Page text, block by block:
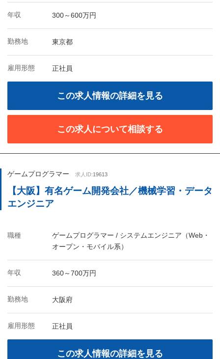
年収 300～600万円
勤務地 東京都
雇用形態 正社員
この求人情報の詳細を見る
この求人について相談する
ゲームプログラマー 求人ID:19613
【大阪】有名ゲーム開発会社／機械学習・データ
エンジニア
職種
ゲームプログラマー / システムエンジニア（Web・
オープン・モバイル系）
年収 360～700万円
勤務地 大阪府
雇用形態 正社員
この求人情報の詳細を見る